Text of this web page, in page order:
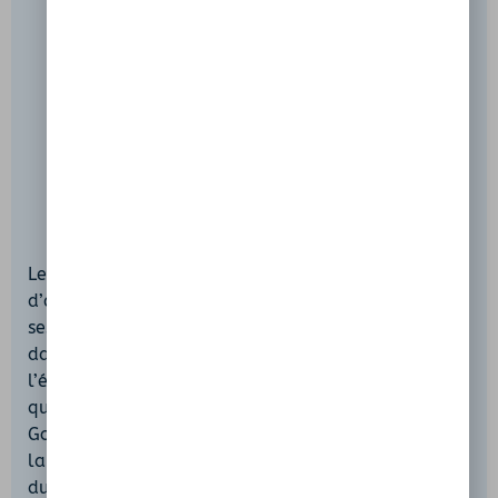
Le village d’Asco, perché à environ 600 m
d’altitude, conserve un charme authentique avec
ses maisons en pierre rénovées. Promenez-vous
dans les ruelles traditionnelles pour découvrir
l’église Saint-Michel et son clocher typique ainsi
que le monument aux morts. Pour rejoindre les
Gorges, suivez la D147 depuis Moltifao, puis prenez
la petite route vers le vieux pont génois. Au-delà
du village, la route mène au Haut-Asco, une petite